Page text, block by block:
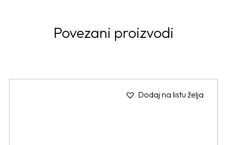
Povezani proizvodi
Dodaj na listu želja